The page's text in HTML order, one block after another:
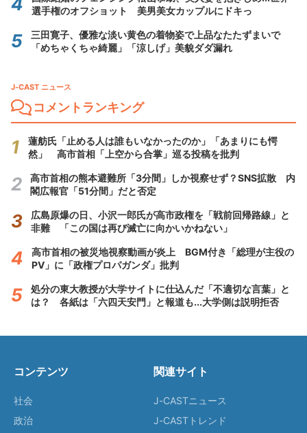
選手権のオフショット 美男美女カップルにドキっ
三田寛子、優雅な淡い黄色の着物姿で上品なたたずまいで
「めちゃくちゃ綺麗」「涼しげ」美貌ダダ漏れ
J-CAST ニュース
コメントランキング
蓮舫氏「止める人は誰もいなかったのか」「あまりにも愕
然」 高市首相「上空から合掌」巡る投稿を批判
高市首相の熊本避難所「3分間」しか視察せず？SNS拡散 内
閣広報官「51分間」だと否定
広島原爆の日、小沢一郎氏が高市政権を「戦前回帰路線」と
非難 「この国は再び滅亡に向かいかねない」
高市首相の被災地視察動画が炎上 BGM付き「総理が主役の
PV」に「政権プロパガンダ」批判
処分の東大教授が大学サイトに仕込んだ「不適切な言葉」と
は？ 各紙は「六四天安門」と報道も...大学側は説明拒否
コンテンツ
社会
政治
関連サイト
J-CASTニュース
J-CASTトレンド